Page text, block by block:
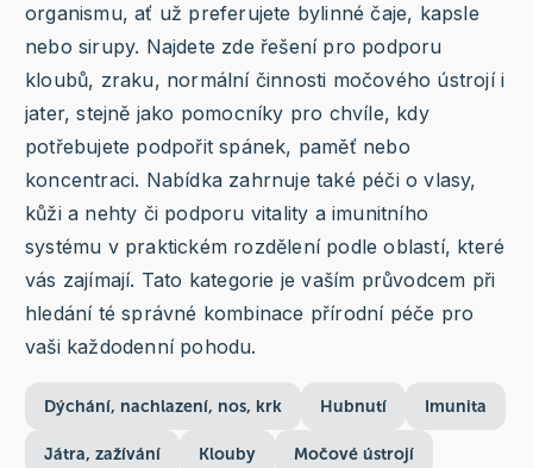
organismu, ať už preferujete bylinné čaje, kapsle
nebo sirupy. Najdete zde řešení pro podporu
kloubů, zraku, normální činnosti močového ústrojí i
jater, stejně jako pomocníky pro chvíle, kdy
potřebujete podpořit spánek, paměť nebo
koncentraci. Nabídka zahrnuje také péči o vlasy,
kůži a nehty či podporu vitality a imunitního
systému v praktickém rozdělení podle oblastí, které
vás zajímají. Tato kategorie je vaším průvodcem při
hledání té správné kombinace přírodní péče pro
vaši každodenní pohodu.
Dýchání, nachlazení, nos, krk Hubnutí Imunita
Játra, zažívání Klouby Močové ústrojí